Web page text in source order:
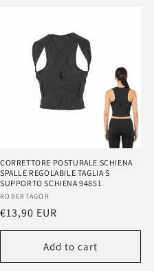
CORRETTORE POSTURALE SCHIENA
SPALLE REGOLABILE TAGLIA S
SUPPORTO SCHIENA 94851
Vendor:
ROBERTAGOR
Regular
price
€13,90 EUR
Add to cart